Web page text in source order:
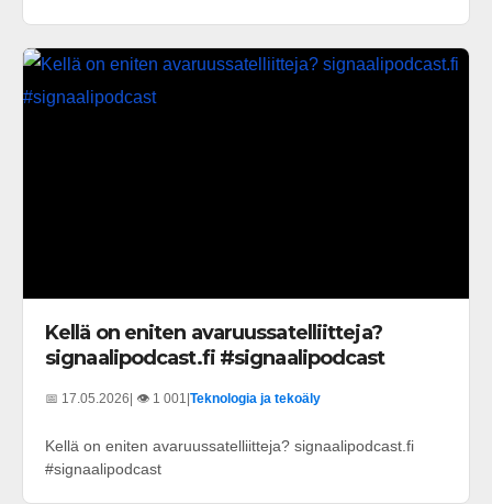
Kellä on eniten avaruussatelliitteja?
signaalipodcast.fi #signaalipodcast
📅 17.05.2026 | 👁️ 1 001 Teknologia ja tekoäly
Kellä on eniten avaruussatelliitteja? signaalipodcast.fi
#signaalipodcast